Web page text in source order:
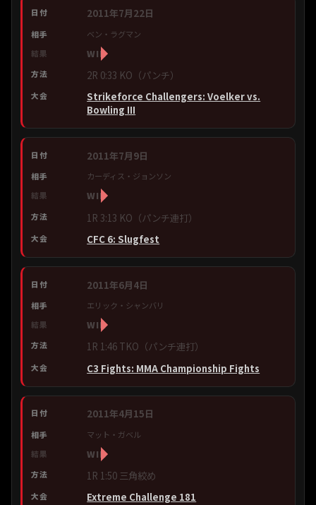
2011年7月22日
ベン・ラグマン
WIN
2R 0:33 KO（パンチ）
Strikeforce Challengers: Voelker vs.
Bowling III
2011年7月9日
カーディス・ジョンソン
WIN
1R 3:13 KO（パンチ連打）
CFC 6: Slugfest
2011年6月4日
エリック・シャンバリ
WIN
1R 1:46 TKO（パンチ連打）
C3 Fights: MMA Championship Fights
2011年4月15日
マット・ガベル
WIN
1R 1:50 三角絞め
Extreme Challenge 181